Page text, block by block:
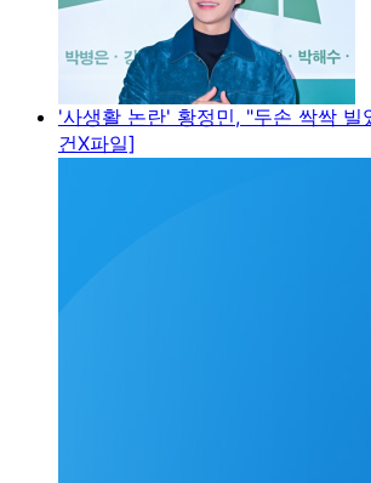
'사생활 논란' 황정민, "두손 싹싹 빌
건X파일]